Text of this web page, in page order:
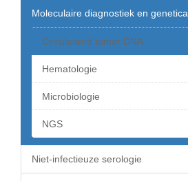
Moleculaire diagnostiek en genetica
Circulerend tumor DNA
Hematologie
Microbiologie
NGS
Niet-infectieuze serologie